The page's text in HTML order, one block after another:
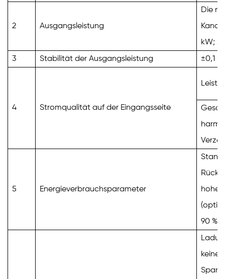
2 Ausgangsleistung
Die
kW;
3 Stabilität der Ausgangsleistung ±0,1 %
4 Stromqualität auf der Eingangsseite
5 Energieverbrauchsparameter
hoher
90 %
keine